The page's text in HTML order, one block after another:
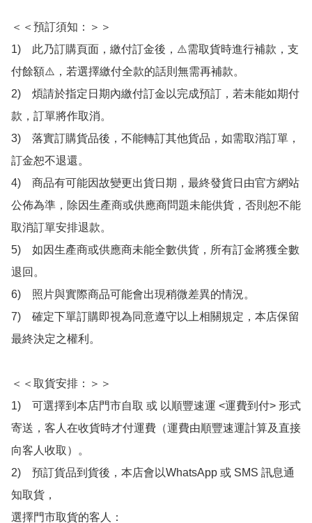
＜＜預訂須知：＞＞
1)　此乃訂購頁面，繳付訂金後，⚠️需取貨時進行補款，支
付餘額⚠️，若選擇繳付全款的話則無需再補款。
2)　煩請於指定日期內繳付訂金以完成預訂，若未能如期付
款，訂單將作取消。
3)　落實訂購貨品後，不能轉訂其他貨品，如需取消訂單，
訂金恕不退還。
4)　商品有可能因故變更出貨日期，最終發貨日由官方網站
公佈為準，除因生產商或供應商問題未能供貨，否則恕不能
取消訂單安排退款。
5)　如因生產商或供應商未能全數供貨，所有訂金將獲全數
退回。
6)　照片與實際商品可能會出現稍微差異的情況。
7)　確定下單訂購即視為同意遵守以上相關規定，本店保留
最終決定之權利。
＜＜取貨安排：＞＞
1)　可選擇到本店門市自取 或 以順豐速運 <運費到付> 形式
寄送，客人在收貨時才付運費（運費由順豐速運計算及直接
向客人收取）。
2)　預訂貨品到貨後，本店會以WhatsApp 或 SMS 訊息通
知取貨，
選擇門市取貨的客人：